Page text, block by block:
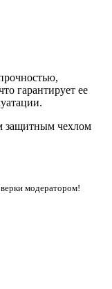
гарантирует ее
защитным чехлом
модератором!